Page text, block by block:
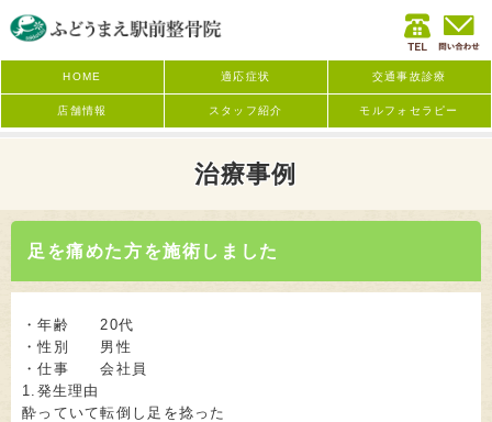
HOME 適応症状 交通事故診療
店舗情報 スタッフ紹介 モルフォセラピー
治療事例
足を痛めた方を施術しました
・年齢 20代
・性別 男性
・仕事 会社員
1.発生理由
酔っていて転倒し足を捻った